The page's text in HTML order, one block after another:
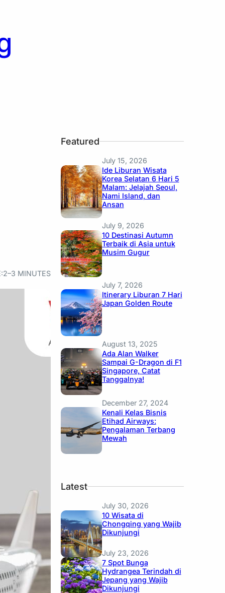
2–3 MINUTES
Featured
July 15, 2026
Ide Liburan Wisata
Korea Selatan 6 Hari 5
Malam: Jelajah Seoul,
Nami Island, dan
Ansan
July 9, 2026
10 Destinasi Autumn
Terbaik di Asia untuk
Musim Gugur
July 7, 2026
Itinerary Liburan 7 Hari
Japan Golden Route
August 13, 2025
Ada Alan Walker
Sampai G-Dragon di F1
Singapore, Catat
Tanggalnya!
December 27, 2024
Kenali Kelas Bisnis
Etihad Airways:
Pengalaman Terbang
Mewah
Latest
July 30, 2026
10 Wisata di
Chongqing yang Wajib
Dikunjungi
July 23, 2026
7 Spot Bunga
Hydrangea Terindah di
Jepang yang Wajib
Dikunjungi